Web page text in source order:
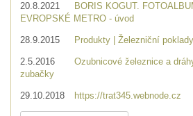
20.8.2021
BORIS KOGUT.
EVROPSKÉ METRO - úvod
28.9.2015 Produkty | Železniční poklady
2.5.2016
Ozubnicové železnice a
zubačky
29.10.2018 https://trat345.webnode.cz